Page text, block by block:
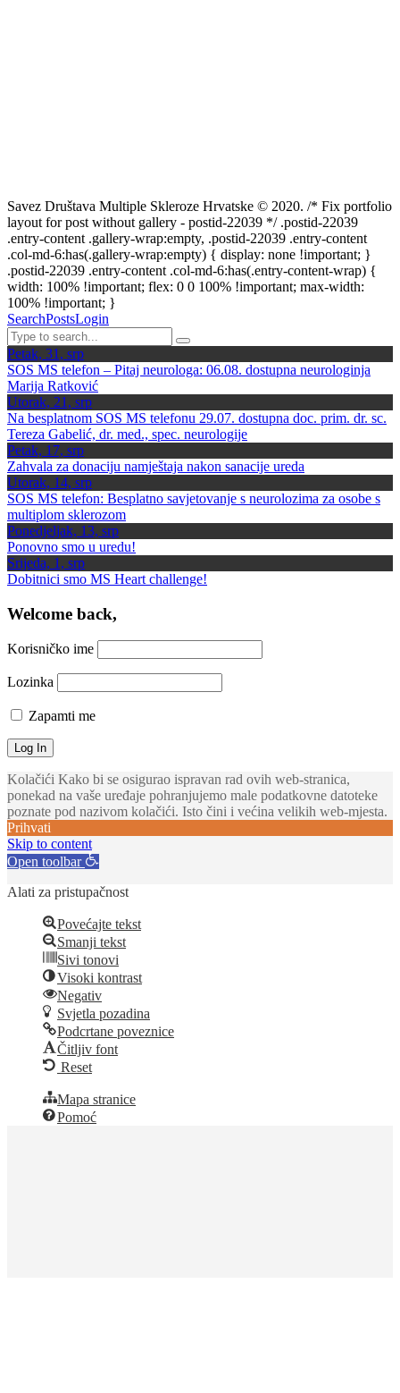
Savez Društava Multiple Skleroze Hrvatske © 2020. /* Fix portfolio
layout for post without gallery - postid-22039 */ .postid-22039
.entry-content .gallery-wrap:empty, .postid-22039 .entry-content
.col-md-6:has(.gallery-wrap:empty) { display: none !important; }
.postid-22039 .entry-content .col-md-6:has(.entry-content-wrap) {
width: 100% !important; flex: 0 0 100% !important; max-width:
100% !important; }
SearchPostsLogin
Petak, 31, srp
SOS MS telefon – Pitaj neurologa: 06.08. dostupna neurologinja
Marija Ratković
Utorak, 21, srp
Na besplatnom SOS MS telefonu 29.07. dostupna doc. prim. dr. sc.
Tereza Gabelić, dr. med., spec. neurologije
Petak, 17, srp
Zahvala za donaciju namještaja nakon sanacije ureda
Utorak, 14, srp
SOS MS telefon: Besplatno savjetovanje s neurolozima za osobe s
multiplom sklerozom
Ponedjeljak, 13, srp
Ponovno smo u uredu!
Srijeda, 1, srp
Dobitnici smo MS Heart challenge!
Welcome back,
Korisničko ime
Lozinka
Zapamti me
Kolačići Kako bi se osigurao ispravan rad ovih web-stranica,
ponekad na vaše uređaje pohranjujemo male podatkovne datoteke
poznate pod nazivom kolačići. Isto čini i većina velikih web-mjesta.
Prihvati
Skip to content
Open toolbar
Alati za pristupačnost
Povećajte tekst
Smanji tekst
Sivi tonovi
Visoki kontrast
Negativ
Svjetla pozadina
Podcrtane poveznice
Čitljiv font
Reset
Mapa stranice
Pomoć